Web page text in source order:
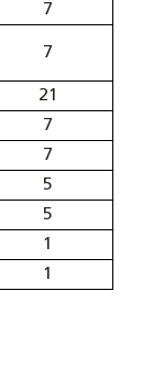
7
7
21
7
7
5
5
1
1